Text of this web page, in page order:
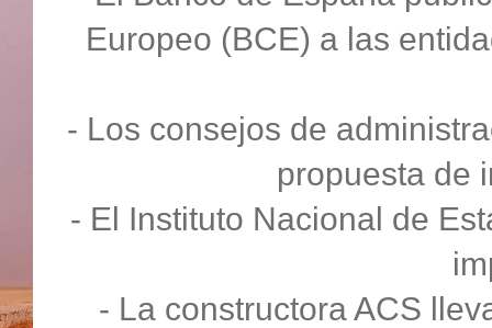
Europeo (BCE) a las
- Los consejos de
propuesta de
- El Instituto Nacional de
- La constructora ACS